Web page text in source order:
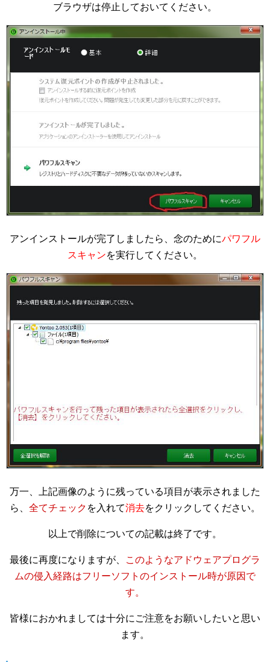
ブラウザは停止しておいてください。
アンインストールが完了しましたら、念のためにパワフル
スキャンを実行してください。
万一、上記画像のように残っている項目が表示されました
ら、 全てチェック を入れて消去をクリックしてください。
以上で削除についての記載は終了です。
最後に再度になりますが、
このようなアドウェアプログラ
ムの侵入経路はフリーソフトのインストール時が原因で
す。
皆様におかれましては十分にご注意をお願いしたいと思い
ます。